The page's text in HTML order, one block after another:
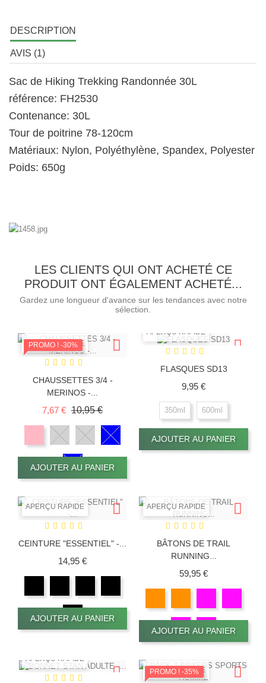
DESCRIPTION
AVIS (1)
Sac de Hiking Trekking Randonnée 30L
référence: FH2530
Contenance: 30L
Tour de poitrine 78-120cm
Matériaux: Nylon, Polyéthylène, Spandex, Polyester
Poids: 650g
LES CLIENTS QUI ONT ACHETÉ CE
PRODUIT ONT ÉGALEMENT ACHETÉ...
Gardez une longueur d'avance sur les tendances avec notre
sélection.
APERÇU RAPIDE
PROMO ! -30%
CHAUSSETTES 3/4 -
MERINOS -...
7,67 € Prix de base
10,95 €Prix
AJOUTER AU PANIER
APERÇU RAPIDE
FLASQUES SD13
9,95 €Prix
350ml 600ml
AJOUTER AU PANIER
APERÇU RAPIDE
CEINTURE "ESSENTIEL" -...
14,95 €Prix
AJOUTER AU PANIER
APERÇU RAPIDE
BÂTONS DE TRAIL
RUNNING...
59,95 €Prix
AJOUTER AU PANIER
APERÇU RAPIDE
APERÇU RAPIDE
PROMO ! -35%